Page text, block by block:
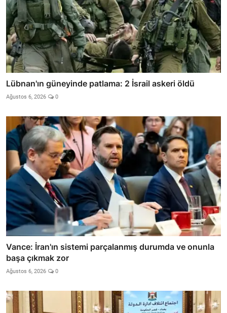
Lübnan'ın güneyinde patlama: 2 İsrail askeri öldü
Ağustos 6, 2026 0
Vance: İran'ın sistemi parçalanmış durumda ve onunla
başa çıkmak zor
Ağustos 6, 2026 0